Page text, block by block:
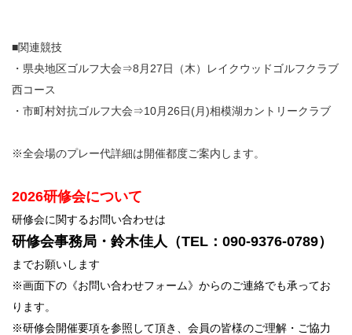
■関連競技
・県央地区ゴルフ大会⇒8月27日（木）レイクウッドゴルフクラブ
西コース
・市町村対抗ゴルフ大会⇒10月26日(月)相模湖カントリークラブ
※全会場のプレー代詳細は開催都度ご案内します。
2026研修会について
研修会に関するお問い合わせは
研修会事務局・鈴木佳人（TEL：090-9376-0789）
までお願いします
※画面下の《お問い合わせフォーム》からのご連絡でも承ってお
ります。
※研修会開催要項を参照して頂き、会員の皆様のご理解・ご協力